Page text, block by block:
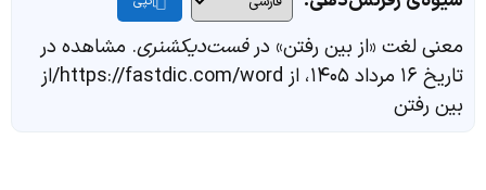
معنی لغت «از بین رفتن» درفست‌دیکشنری. مشاهده در
تاریخ ۱۶ مرداد ۱۴۰۵، از https://fastdic.com/word/از
بین رفتن